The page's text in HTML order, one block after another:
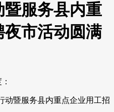
服务县内重
夜市活动圆满
动暨服务县内重点企业用工招